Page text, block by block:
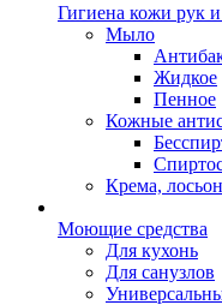
Гигиена кожи рук и
Мыло
Жидкое
Пенное
Кожные
Крема,
Моющие средства
Для кухонь
Для санузлов